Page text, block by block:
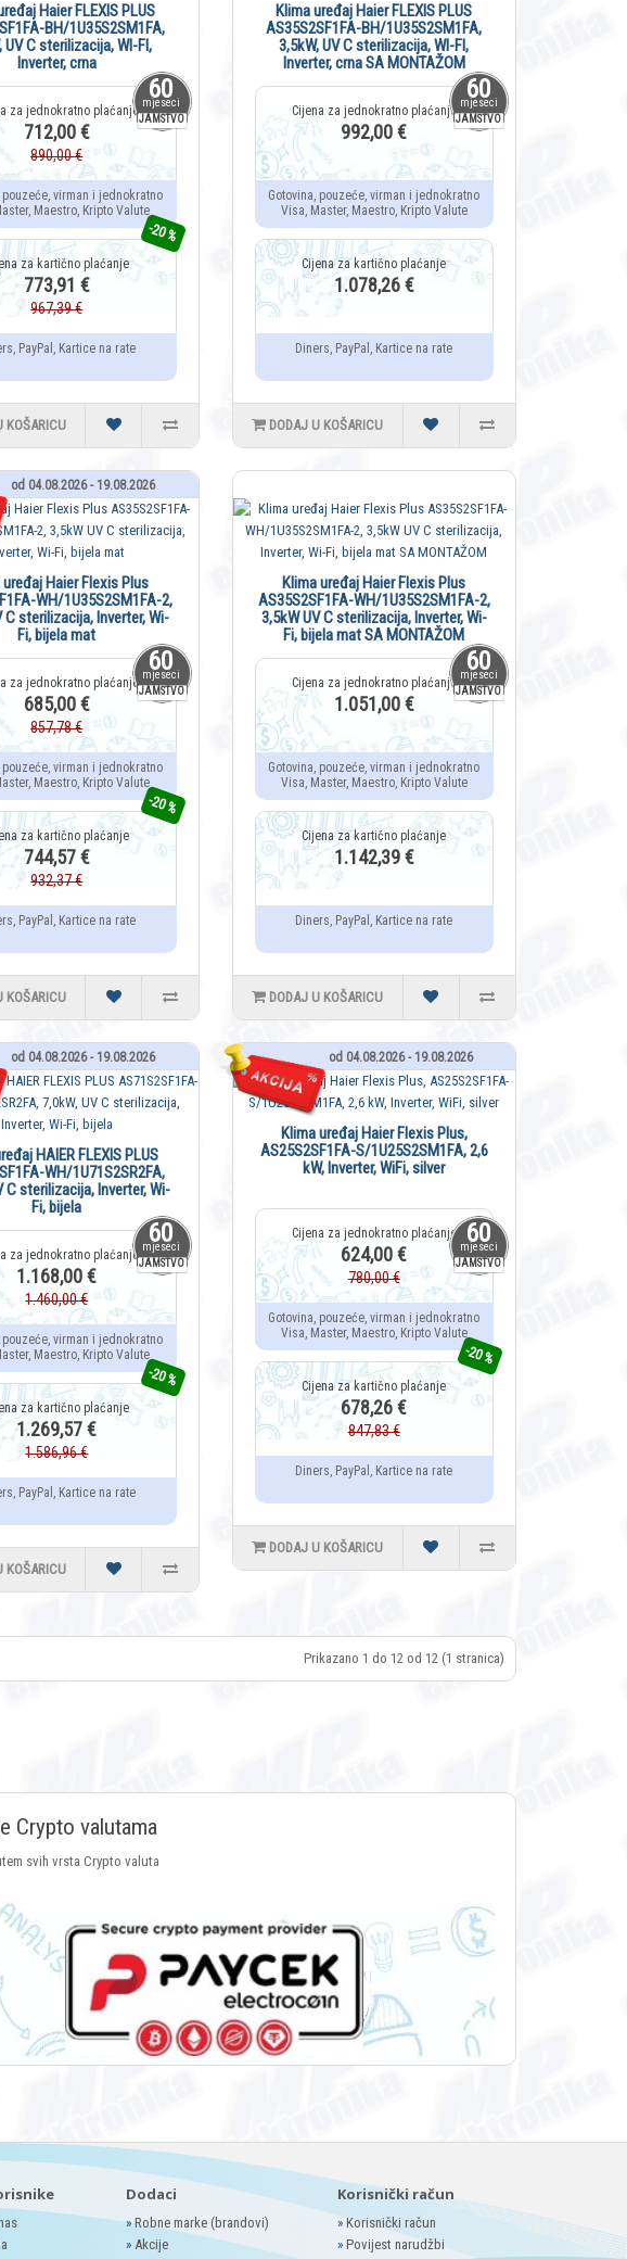
60
mjeseci
JAMSTVO
Haier FLEXIS PLUS
BH/1U35S2SM1FA,
UV C sterilizacija, WI-FI,
Inverter, crna
712,00 €
890,00 €
pouzeće, virman i jednokratno
Maestro, Kripto Valute
-20 %
773,91 €
967,39 €
PayPal, Kartice na rate
KOŠARICU
60
mjeseci
JAMSTVO
Klima uređaj Haier FLEXIS PLUS
AS35S2SF1FA-BH/1U35S2SM1FA,
3,5kW, UV C sterilizacija, WI-FI,
Inverter, crna SA MONTAŽOM
992,00 €
Gotovina, pouzeće, virman i jednokratno
Visa, Master, Maestro, Kripto Valute
1.078,26 €
Diners, PayPal, Kartice na rate
DODAJ U KOŠARICU
od 04.08.2026 - 19.08.2026
60
mjeseci
JAMSTVO
uređaj Haier Flexis Plus
WH/1U35S2SM1FA-2,
C sterilizacija, Inverter, Wi-
Fi, bijela mat
685,00 €
857,78 €
pouzeće, virman i jednokratno
Maestro, Kripto Valute
-20 %
744,57 €
932,37 €
PayPal, Kartice na rate
KOŠARICU
60
mjeseci
JAMSTVO
Klima uređaj Haier Flexis Plus
AS35S2SF1FA-WH/1U35S2SM1FA-2,
3,5kW UV C sterilizacija, Inverter, Wi-
Fi, bijela mat SA MONTAŽOM
1.051,00 €
Gotovina, pouzeće, virman i jednokratno
Visa, Master, Maestro, Kripto Valute
1.142,39 €
Diners, PayPal, Kartice na rate
DODAJ U KOŠARICU
od 04.08.2026 - 19.08.2026
60
mjeseci
JAMSTVO
HAIER FLEXIS PLUS
WH/1U71S2SR2FA,
C sterilizacija, Inverter, Wi-
Fi, bijela
1.168,00 €
1.460,00 €
pouzeće, virman i jednokratno
Maestro, Kripto Valute
-20 %
1.269,57 €
1.586,96 €
PayPal, Kartice na rate
KOŠARICU
od 04.08.2026 - 19.08.2026
60
mjeseci
JAMSTVO
Klima uređaj Haier Flexis Plus,
AS25S2SF1FA-S/1U25S2SM1FA, 2,6
kW, Inverter, WiFi, silver
624,00 €
780,00 €
Gotovina, pouzeće, virman i jednokratno
Visa, Master, Maestro, Kripto Valute
-20 %
678,26 €
847,83 €
Diners, PayPal, Kartice na rate
DODAJ U KOŠARICU
Prikazano 1 do 12 od 12 (1 stranica)
Crypto valutama
svih vrsta Crypto valuta
Dodaci
»Robne marke (brandovi)
» Akcije
Korisnički račun
» Korisnički račun
» Povijest narudžbi